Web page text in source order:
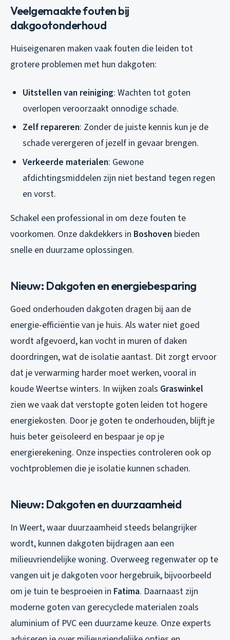
Veelgemaakte fouten bij
dakgootonderhoud
Huiseigenaren maken vaak fouten die leiden tot
grotere problemen met hun dakgoten:
Uitstellen van reiniging: Wachten tot goten
overlopen veroorzaakt onnodige schade.
Zelf repareren: Zonder de juiste kennis kun je de
schade verergeren of jezelf in gevaar brengen.
Verkeerde materialen: Gewone
afdichtingsmiddelen zijn niet bestand tegen regen
en vorst.
Schakel een professional in om deze fouten te
voorkomen. Onze dakdekkers in Boshoven bieden
snelle en duurzame oplossingen.
Nieuw: Dakgoten en energiebesparing
Goed onderhouden dakgoten dragen bij aan de
energie-efficiëntie van je huis. Als water niet goed
wordt afgevoerd, kan vocht in muren of daken
doordringen, wat de isolatie aantast. Dit zorgt ervoor
dat je verwarming harder moet werken, vooral in
koude Weertse winters. In wijken zoals Graswinkel
zien we vaak dat verstopte goten leiden tot hogere
energiekosten. Door je goten te onderhouden, blijft je
huis beter geïsoleerd en bespaar je op je
energierekening. Onze inspecties controleren ook op
vochtproblemen die je isolatie kunnen schaden.
Nieuw: Dakgoten en duurzaamheid
In Weert, waar duurzaamheid steeds belangrijker
wordt, kunnen dakgoten bijdragen aan een
milieuvriendelijke woning. Overweeg regenwater op te
vangen uit je dakgoten voor hergebruik, bijvoorbeeld
om je tuin te besproeien in Fatima. Daarnaast zijn
moderne goten van gerecyclede materialen zoals
aluminium of PVC een duurzame keuze. Onze experts